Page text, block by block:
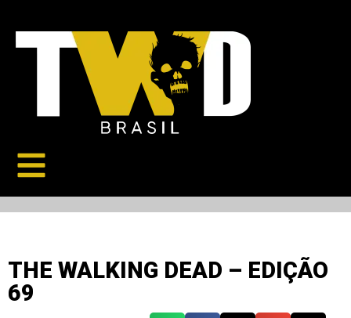
THE WALKING DEAD – EDIÇÃO
69